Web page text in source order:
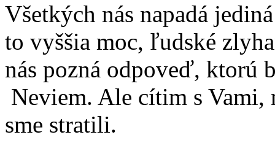
Všetkých nás napadá
to vyššia moc, ľudské
nás pozná odpoveď, ktorú
Neviem. Ale cítim s
sme stratili.